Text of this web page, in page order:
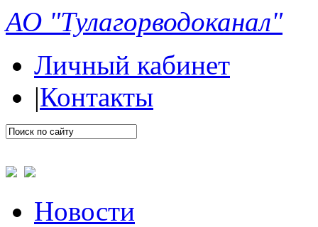
АО "Тулагорводоканал"
Личный кабинет
|Контакты
Новости